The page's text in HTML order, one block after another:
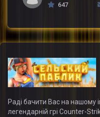
647
Раді бачити Вас на нашому
легендарній грі Counter-